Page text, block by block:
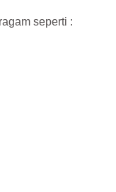
seperti :